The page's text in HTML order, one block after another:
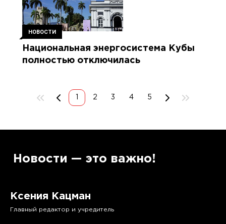
НОВОСТИ
Национальная энергосистема Кубы
полностью отключилась
2 3 4 5
Новости — это важно!
Ксения Кацман
Главный редактор и учредитель